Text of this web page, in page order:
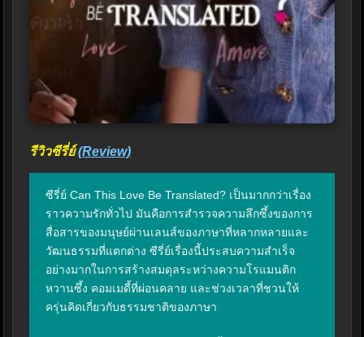
รีวิวซีรี่ย์(Review)
ซีรี่ย์ Can This Love Be Translated? เป็นมากกว่าเรื่อง
ราวความรักทั่วไป มันคือการสำรวจความลึกซึ้งของการ
สื่อสารของมนุษย์ผ่านเลนส์ของภาษาที่หลากหลายและ
วัฒนธรรมที่แตกต่าง ซีรี่ย์เรื่องนี้ประสบความสำเร็จ
อย่างมากในการสร้างสมดุลระหว่างความโรแมนติก
หวานซึ้ง คอมเมดี้ที่ผ่อนคลาย และช่วงเวลาที่ชวนให้
ครุ่นคิดเกี่ยวกับธรรมชาติของภาษา